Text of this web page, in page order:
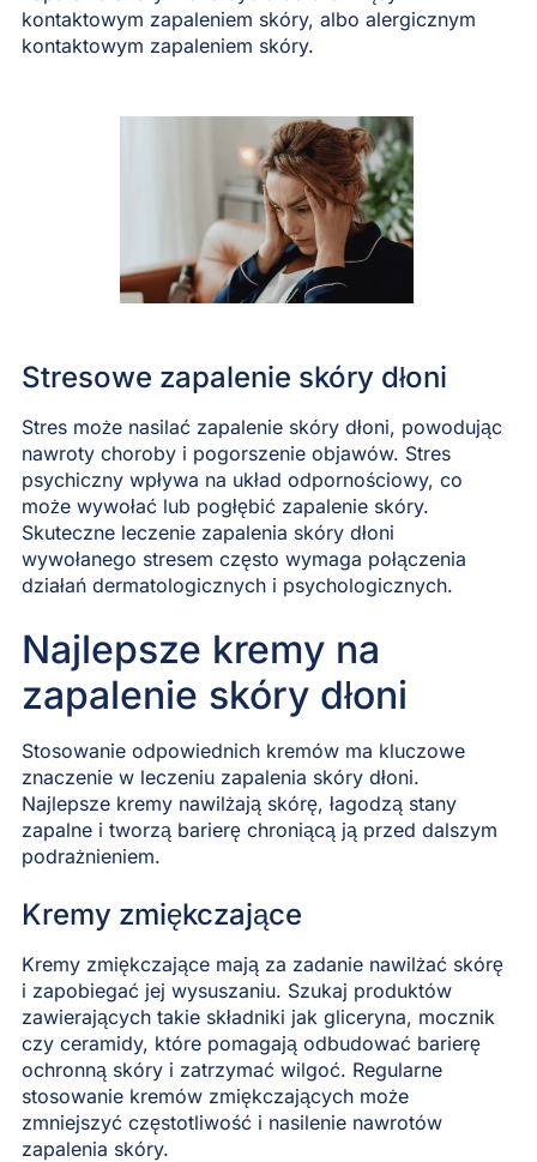
kontaktowym zapaleniem skóry, albo alergicznym
kontaktowym zapaleniem skóry.
Stresowe zapalenie skóry dłoni
Stres może nasilać zapalenie skóry dłoni, powodując
nawroty choroby i pogorszenie objawów. Stres
psychiczny wpływa na układ odpornościowy, co
może wywołać lub pogłębić zapalenie skóry.
Skuteczne leczenie zapalenia skóry dłoni
wywołanego stresem często wymaga połączenia
działań dermatologicznych i psychologicznych.
Najlepsze kremy na
zapalenie skóry dłoni
Stosowanie odpowiednich kremów ma kluczowe
znaczenie w leczeniu zapalenia skóry dłoni.
Najlepsze kremy nawilżają skórę, łagodzą stany
zapalne i tworzą barierę chroniącą ją przed dalszym
podrażnieniem.
Kremy zmiękczające
Kremy zmiękczające mają za zadanie nawilżać skórę
i zapobiegać jej wysuszaniu. Szukaj produktów
zawierających takie składniki jak gliceryna, mocznik
czy ceramidy, które pomagają odbudować barierę
ochronną skóry i zatrzymać wilgoć. Regularne
stosowanie kremów zmiękczających może
zmniejszyć częstotliwość i nasilenie nawrotów
zapalenia skóry.